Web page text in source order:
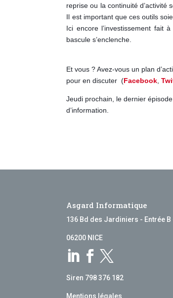
reprise ou la continuité d’activité
Il est important que ces outils
Ici encore l’investissement fait
bascule s’enclenche.
Et vous ? Avez-vous un plan
pour en discuter (Facebook ,
Jeudi prochain, le dernier
d’information.
Asgard Informatique
136 Bd des Jardiniers - Entrée B
06200 NICE
  
Siren 798 376 182
Mentions légales